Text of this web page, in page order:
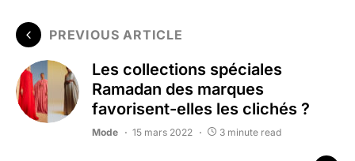
PREVIOUS ARTICLE
Les collections spéciales
Ramadan des marques
favorisent-elles les clichés ?
Mode 15 mars 2022 3 minute read